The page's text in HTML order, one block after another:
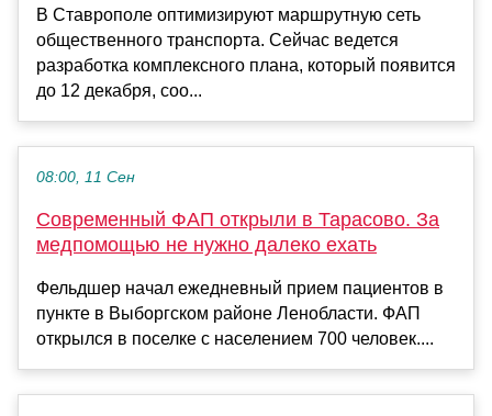
В Ставрополе оптимизируют маршрутную сеть
общественного транспорта. Сейчас ведется
разработка комплексного плана, который появится
до 12 декабря, соо...
08:00, 11 Сен
Современный ФАП открыли в Тарасово. За
медпомощью не нужно далеко ехать
Фельдшер начал ежедневный прием пациентов в
пункте в Выборгском районе Ленобласти. ФАП
открылся в поселке с населением 700 человек....